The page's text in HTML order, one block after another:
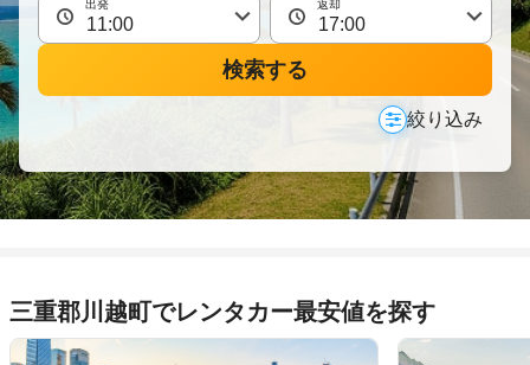
出発 返却
検索する
絞り込み
三重郡川越町でレンタカー最安値を探す